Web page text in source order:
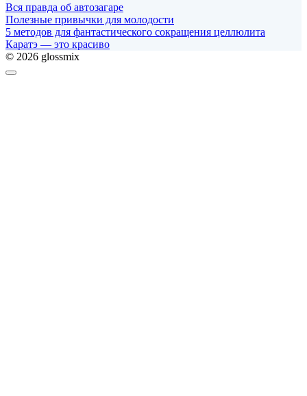
Вся правда об автозагаре
Полезные привычки для молодости
5 методов для фантастического сокращения целлюлита
Каратэ — это красиво
© 2026 glossmix